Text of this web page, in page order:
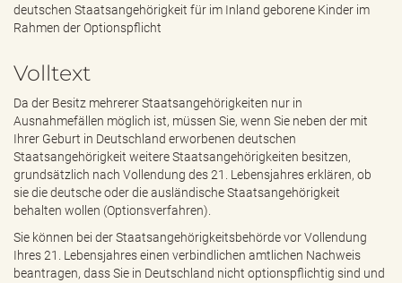
deutschen Staatsangehörigkeit für im Inland geborene Kinder im
Rahmen der Optionspflicht
Volltext
Da der Besitz mehrerer Staatsangehörigkeiten nur in
Ausnahmefällen möglich ist, müssen Sie, wenn Sie neben der mit
Ihrer Geburt in Deutschland erworbenen deutschen
Staatsangehörigkeit weitere Staatsangehörigkeiten besitzen,
grundsätzlich nach Vollendung des 21. Lebensjahres erklären, ob
sie die deutsche oder die ausländische Staatsangehörigkeit
behalten wollen (Optionsverfahren).
Sie können bei der Staatsangehörigkeitsbehörde vor Vollendung
Ihres 21. Lebensjahres einen verbindlichen amtlichen Nachweis
beantragen, dass Sie in Deutschland nicht optionspflichtig sind und